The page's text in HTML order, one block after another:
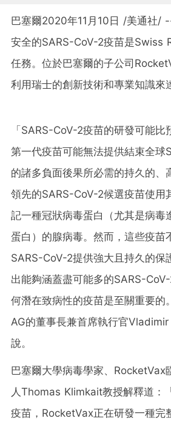
巴塞爾2020年11月10日 /美通社/
安全的SARS-CoV-2疫苗是Swiss
任務。位於巴塞爾的子公司
利用瑞士的創新技術和專業知識來
「SARS-CoV-2疫苗的研發可能比
第一代疫苗可能無法提供結束全球
的諸多負面後果所必需的持久的、
領先的SARS-CoV-2候選疫苗使用
記一種冠狀病毒蛋白（尤其是病毒
蛋白）的腺病毒。然而，這些疫苗
SARS-CoV-2提供強大且持久的保
出能夠涵蓋盡可能多的SARS-
何潛在致病性的疫苗是至關重要
AG的董事長兼首席執行官
說。
巴塞爾大學病毒學家、RocketVax
人Thomas Klimkait教授解釋道：
疫苗，RocketVax正在研發一種完